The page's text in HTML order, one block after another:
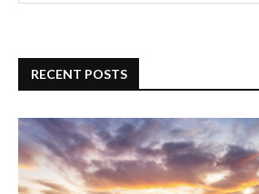
RECENT POSTS